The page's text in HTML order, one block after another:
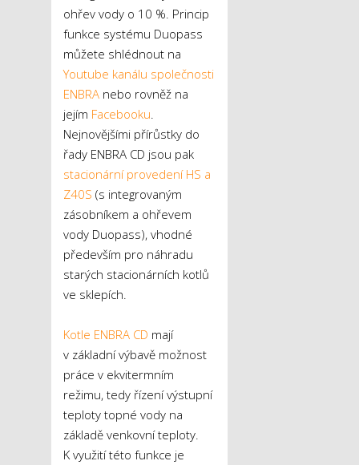
ohřev vody o 10 %. Princip
funkce systému Duopass
můžete shlédnout na
Youtube kanálu společnosti
ENBRA nebo rovněž na
jejím Facebooku.
Nejnovějšími přírůstky do
řady ENBRA CD jsou pak
stacionární provedení HS a
Z40S (s integrovaným
zásobníkem a ohřevem
vody Duopass), vhodné
především pro náhradu
starých stacionárních kotlů
ve sklepích.
Kotle ENBRA CD mají
v základní výbavě možnost
práce v ekvitermním
režimu, tedy řízení výstupní
teploty topné vody na
základě venkovní teploty.
K využití této funkce je